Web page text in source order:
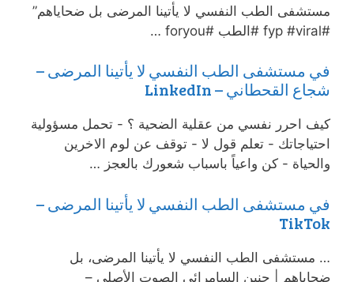
مستشفى الطب النفسي لا يأتينا المرضى بل ضحاياهم”
#fyp #viral #الطب #foryou …
في مستشفى الطب النفسي لا يأتينا المرضى –
شجاع القحطاني – LinkedIn
‏كيف احرر نفسي من عقلية الضحية ؟ ‏- تحمل مسؤولية
احتياجاتك ‏- تعلم قول لا ‏- توقف عن لوم الاخرين
والحياة ‏- كن واعياً باسباب شعورك بالعجز …
في مستشفى الطب النفسي لا يأتينا المرضى –
TikTok
… مستشفى الطب النفسي لا يأتينا المرضى، بل
ضحاياهم | حنين السامرائي الصوت الأصلي –